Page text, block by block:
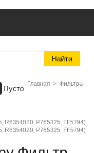
Пусто
Главная > Фильтры
R6354020, P765325, FF5794)
R6354020, P765325, FF5794)